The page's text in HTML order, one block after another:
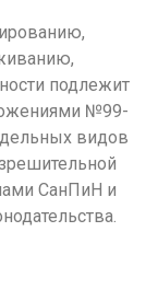
подлежит
№99-
видов
СанПиН и